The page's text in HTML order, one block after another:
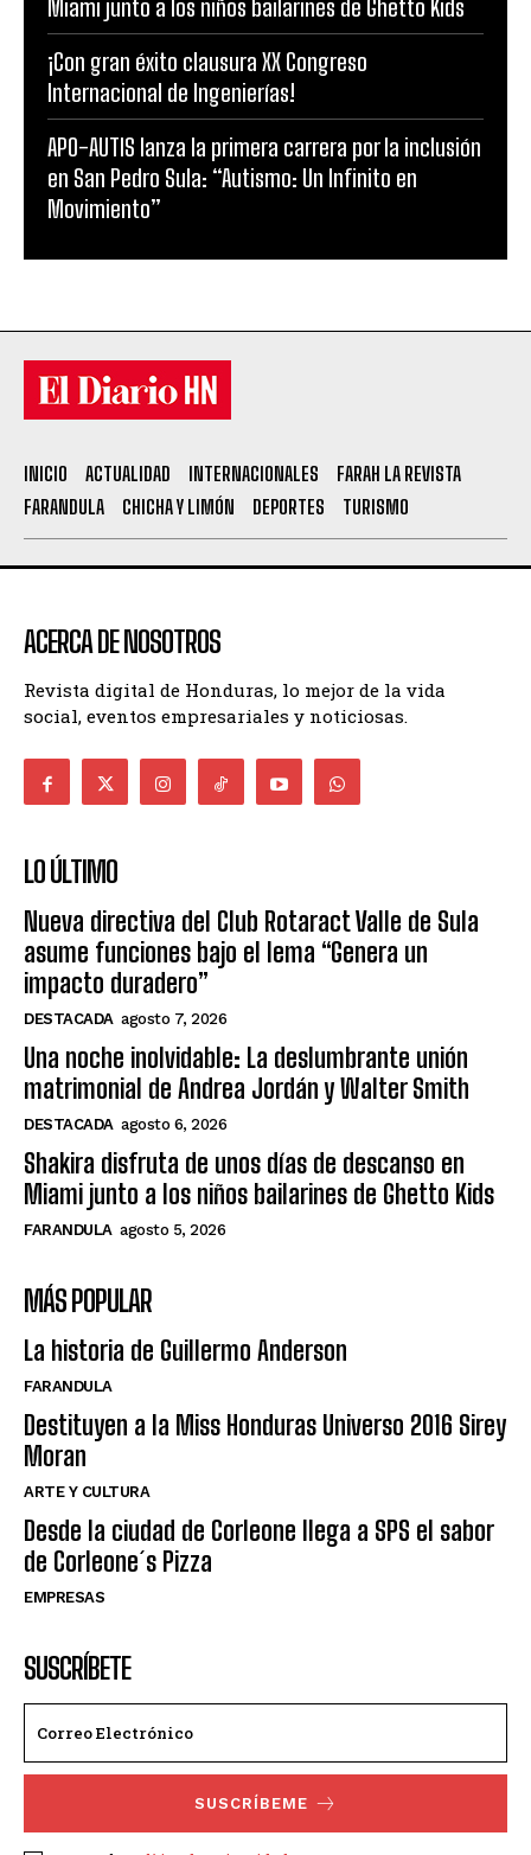
Miami junto a los niños bailarines de Ghetto Kids
¡Con gran éxito clausura XX Congreso
Internacional de Ingenierías!
APO-AUTIS lanza la primera carrera por la inclusión
en San Pedro Sula: “Autismo: Un Infinito en
Movimiento”
INICIO ACTUALIDAD INTERNACIONALES
FARAH LA REVISTA
FARANDULA
CHICHA Y LIMÓN DEPORTES TURISMO
ACERCA DE NOSOTROS
Revista digital de Honduras, lo mejor de la vida
social, eventos empresariales y noticiosas.
LO ÚLTIMO
Nueva directiva del Club Rotaract Valle de Sula
asume funciones bajo el lema “Genera un
impacto duradero”
DESTACADA agosto 7, 2026
Una noche inolvidable: La deslumbrante unión
matrimonial de Andrea Jordán y Walter Smith
DESTACADA agosto 6, 2026
Shakira disfruta de unos días de descanso en
Miami junto a los niños bailarines de Ghetto Kids
FARANDULA agosto 5, 2026
MÁS POPULAR
La historia de Guillermo Anderson
FARANDULA
Destituyen a la Miss Honduras Universo 2016 Sirey
Moran
ARTE Y CULTURA
Desde la ciudad de Corleone llega a SPS el sabor
de Corleone´s Pizza
EMPRESAS
SUSCRÍBETE
SUSCRÍBEME